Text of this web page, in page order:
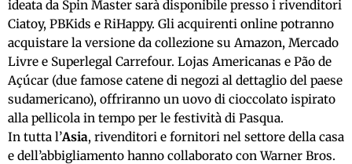
ideata da Spin Master sarà disponibile presso i rivenditori
Ciatoy, PBKids e RiHappy. Gli acquirenti online potranno
acquistare la versione da collezione su Amazon, Mercado
Livre e Superlegal Carrefour. Lojas Americanas e Pão de
Açúcar (due famose catene di negozi al dettaglio del paese
sudamericano), offriranno un uovo di cioccolato ispirato
alla pellicola in tempo per le festività di Pasqua.
In tutta l’Asia, rivenditori e fornitori nel settore della casa
e dell’abbigliamento hanno collaborato con Warner Bros.